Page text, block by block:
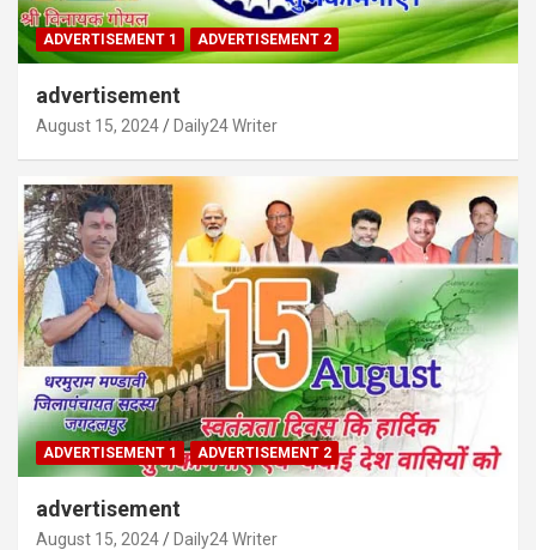
ADVERTISEMENT 1 ADVERTISEMENT 2
advertisement
August 15, 2024 Daily24 Writer
ADVERTISEMENT 1 ADVERTISEMENT 2
advertisement
August 15, 2024 Daily24 Writer